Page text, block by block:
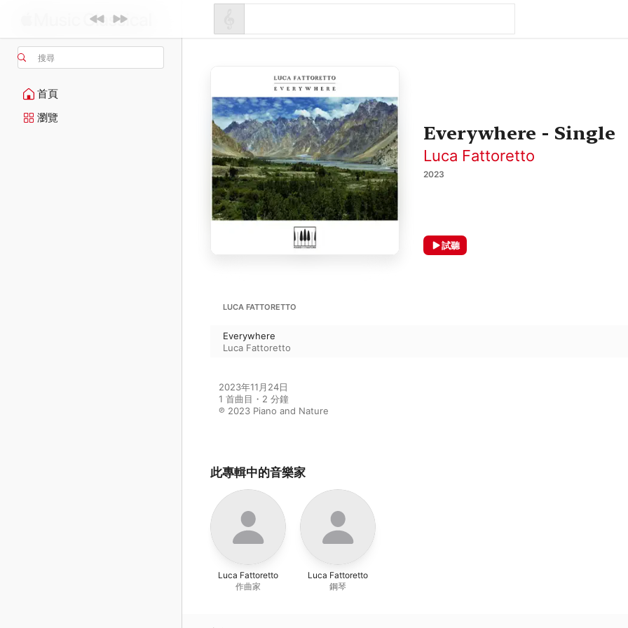
搜尋
首頁
瀏覽
Everywhere - Single
Luca Fattoretto
2023
試聽
LUCA FATTORETTO
Everywhere
Luca Fattoretto
2023年11月24日
1 首曲目・2 分鐘
℗ 2023 Piano and Nature
此專輯中的音樂家
Luca Fattoretto
作曲家
Luca Fattoretto
鋼琴